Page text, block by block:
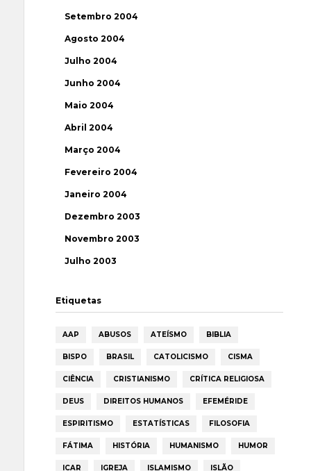
Setembro 2004
Agosto 2004
Julho 2004
Junho 2004
Maio 2004
Abril 2004
Março 2004
Fevereiro 2004
Janeiro 2004
Dezembro 2003
Novembro 2003
Julho 2003
Etiquetas
AAP ABUSOS ATEÍSMO BIBLIA
BISPO BRASIL CATOLICISMO CISMA
CIÊNCIA CRISTIANISMO CRÍTICA RELIGIOSA
DEUS DIREITOS HUMANOS EFEMÉRIDE
ESPIRITISMO ESTATÍSTICAS FILOSOFIA
FÁTIMA HISTÓRIA HUMANISMO HUMOR
ICAR IGREJA ISLAMISMO ISLÃO